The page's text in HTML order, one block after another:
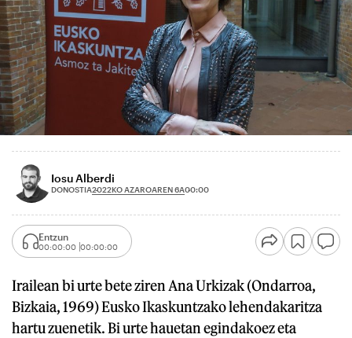
Iosu Alberdi
DONOSTIA2022KO AZAROAREN 6A00:00
Entzun
00:00:00 00:00:00
Irailean bi urte bete ziren Ana Urkizak (Ondarroa,
Bizkaia, 1969) Eusko Ikaskuntzako lehendakaritza
hartu zuenetik. Bi urte hauetan egindakoez eta